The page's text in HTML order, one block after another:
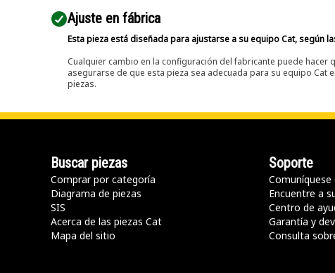
Ajuste en fábrica
Esta pieza está diseñada para ajustarse a su equipo Cat, según
Cualquier cambio en la configuración del fabricante puede
asegurarse de que esta pieza sea adecuada para su equipo
piezas.
Buscar piezas
Comprar por categoría
Diagrama de piezas
SIS
Acerca de las piezas Cat
Mapa del sitio
Soporte
Encuentre a
Centro de
Garantía y
Consulta